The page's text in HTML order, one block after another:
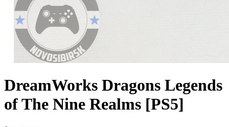
DreamWorks Dragons Legends
of The Nine Realms [PS5]